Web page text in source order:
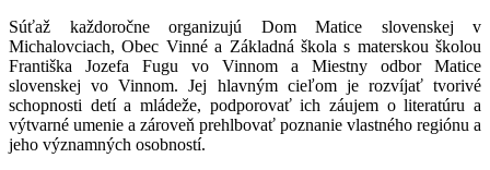
Súťaž každoročne organizujú Dom Matice slovenskej v
Michalovciach, Obec Vinné a Základná škola s materskou školou
Františka Jozefa Fugu vo Vinnom a Miestny odbor Matice
slovenskej vo Vinnom. Jej hlavným cieľom je rozvíjať tvorivé
schopnosti detí a mládeže, podporovať ich záujem o literatúru a
výtvarné umenie a zároveň prehlbovať poznanie vlastného regiónu a
jeho významných osobností.